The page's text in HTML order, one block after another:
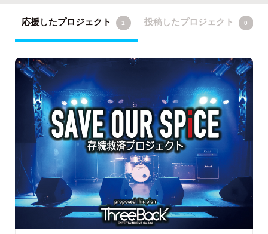
応援したプロジェクト 1 投稿したプロジェクト 0